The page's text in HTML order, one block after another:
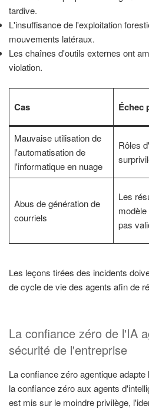
tardive.
L'insuffisance de l'exploitation
mouvements latéraux.
Les chaînes d'outils externes ont
violation.
Cas Échec
Mauvaise utilisation de
l'automatisation de
l'informatique en nuage
Rôles
Abus de génération de
courriels
Les
pas
Les leçons tirées des incidents
de cycle de vie des agents afin de
La confiance zéro de l'IA
sécurité de l'entreprise
La confiance zéro agentique
la confiance zéro aux agents
est mis sur le moindre privilège,